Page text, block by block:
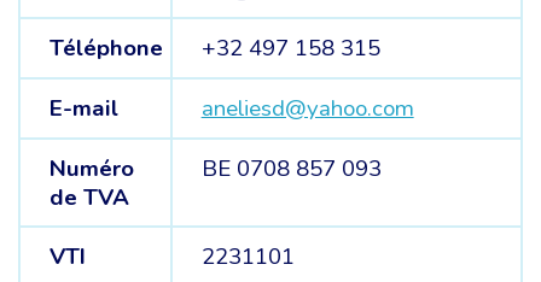
Téléphone
+32 497 158 315
E-mail
aneliesd@yahoo.com
Numéro
de TVA
BE 0708 857 093
VTI 2231101